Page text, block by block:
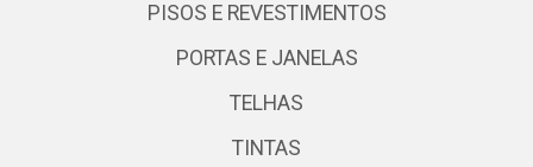
PISOS E REVESTIMENTOS
PORTAS E JANELAS
TELHAS
TINTAS